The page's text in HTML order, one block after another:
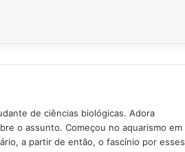
de ciências biológicas. Adora
o assunto. Começou no aquarismo em
a partir de então, o fascínio por esses